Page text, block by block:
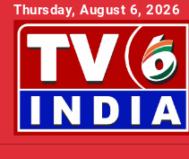
Skip
Thursday, August 6, 2026